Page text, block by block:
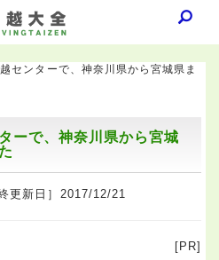
センターで、神奈川県から宮城県ま
ーで、神奈川県から宮城
更新日］2017/12/21
[PR]